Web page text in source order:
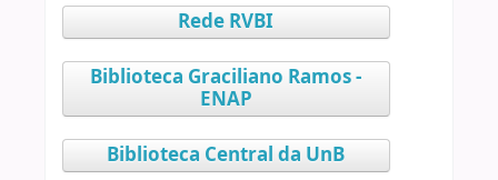
Rede RVBI
Biblioteca Graciliano Ramos -
ENAP
Biblioteca Central da UnB